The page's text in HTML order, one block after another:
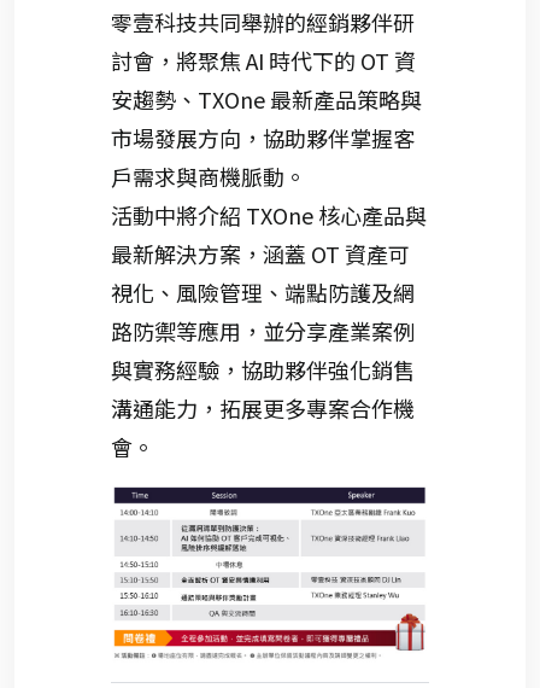
零壹科技共同舉辦的經銷夥伴研
討會，將聚焦 AI 時代下的 OT 資
安趨勢、TXOne 最新產品策略與
市場發展方向，協助夥伴掌握客
戶需求與商機脈動。
活動中將介紹 TXOne 核心產品與
最新解決方案，涵蓋 OT 資產可
視化、風險管理、端點防護及網
路防禦等應用，並分享產業案例
與實務經驗，協助夥伴強化銷售
溝通能力，拓展更多專案合作機
會。